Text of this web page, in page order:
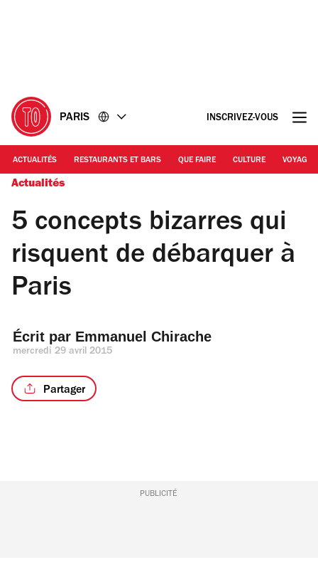
PARIS INSCRIVEZ-VOUS
ACTUALITÉS RESTAURANTS ET BARS QUE FAIRE CULTURE VOYAGE
Actualités
5 concepts bizarres qui
risquent de débarquer à
Paris
Écrit par Emmanuel Chirache
mercredi 29 avril 2015
Partager
PUBLICITÉ